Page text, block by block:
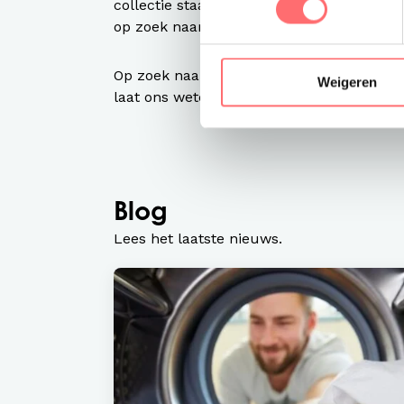
Weigeren
collectie staat online. Neem contact op,
op zoek naar items die jouw winterterras
Op zoek naar warme bedrijfskleding?
laat ons weten wat je zoekt.
Blog
Lees het laatste nieuws.